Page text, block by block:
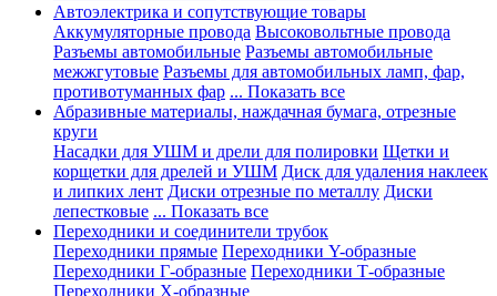
Автоэлектрика и сопутствующие товары
Аккумуляторные провода Высоковольтные провода
Разъемы автомобильные Разъемы автомобильные
межжгутовые Разъемы для автомобильных ламп, фар,
противотуманных фар ... Показать все
Абразивные материалы, наждачная бумага, отрезные
круги
Насадки для УШМ и дрели для полировки Щетки и
корщетки для дрелей и УШМ Диск для удаления наклеек
и липких лент Диски отрезные по металлу Диски
лепестковые ... Показать все
Переходники и соединители трубок
Переходники прямые Переходники Y-образные
Переходники Г-образные Переходники Т-образные
Переходники Х-образные